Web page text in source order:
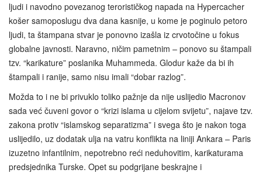
ljudi i navodno povezanog terorističkog napada na Hypercacher
košer samoposlugu dva dana kasnije, u kome je poginulo petoro
ljudi, ta štampana stvar je ponovno izašla iz crvotočine u fokus
globalne javnosti. Naravno, ničim pametnim – ponovo su štampali
tzv. “karikature” poslanika Muhammeda. Glodur kaže da bi ih
štampali i ranije, samo nisu imali “dobar razlog”.
Možda to i ne bi privuklo toliko pažnje da nije uslijedio Macronov
sada već čuveni govor o “krizi islama u cijelom svijetu”, najave tzv.
zakona protiv “islamskog separatizma” i svega što je nakon toga
uslijedilo, uz dodatak ulja na vatru konflikta na liniji Ankara – Paris
izuzetno infantilnim, nepotrebno reći neduhovitim, karikaturama
predsjednika Turske. Opet su podgrijane beskrajne i